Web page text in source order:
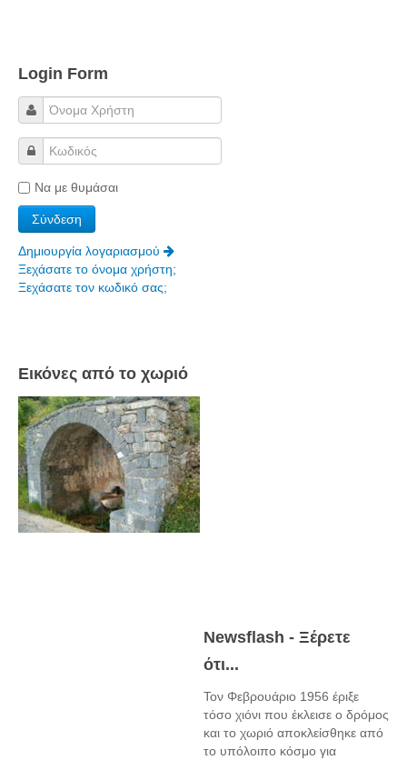
Login Form
Να με θυμάσαι
Δημιουργία λογαριασμού
Ξεχάσατε το όνομα χρήστη;
Ξεχάσατε τον κωδικό σας;
Εικόνες από το χωριό
Newsflash - Ξέρετε
ότι...
Τον Φεβρουάριο 1956 έριξε
τόσο χιόνι που έκλεισε ο δρόμος
και το χωριό αποκλείσθηκε από
το υπόλοιπο κόσμο για